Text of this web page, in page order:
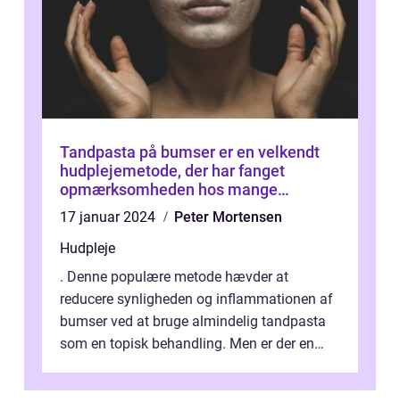
Tandpasta på bumser er en velkendt
hudplejemetode, der har fanget
opmærksomheden hos mange
skønheds- og kosmetikforbrugere
17 januar 2024
Peter Mortensen
Hudpleje
. Denne populære metode hævder at
reducere synligheden og inflammationen af
bumser ved at bruge almindelig tandpasta
som en topisk behandling. Men er der en
fun...